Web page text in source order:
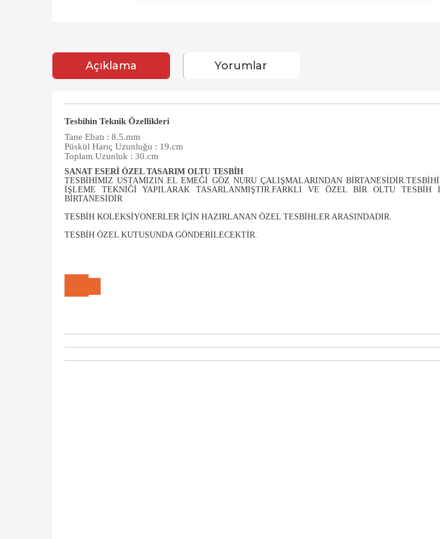
Açıklama Yorumlar
Tesbihin Teknik Özellikleri
Tane Ebatı : 8.5.mm
Püskül Harıç Uzunluğu : 19.cm
Toplam Uzunluk : 30.cm
SANAT ESERI ÖZEL TASARIM OLTU TESBIH
TESBIHIMIZ USTAMIZIN EL EMEĞI GÖZ NURU ÇALIŞMALARINDAN
IŞLEME TEKNIĞI YAPILARAK TASARLANMIŞTIR.FARKLI VE ÖZEL BIR OLTU TESBIH
BIRTANESIDIR
TESBIH KOLEKSIYONERLER IÇIN HAZIRLANAN ÖZEL TESBIHLER ARASINDADIR.
TESBIH ÖZEL KUTUSUNDA GÖNDERILECEKTIR.